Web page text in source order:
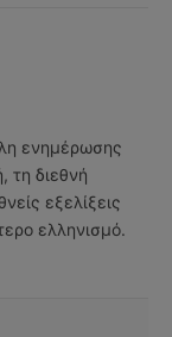
ενημέρωσης
τη διεθνή
εξελίξεις
ελληνισμό.